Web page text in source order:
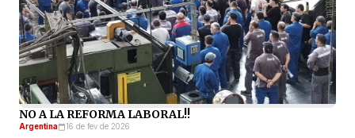
NO A LA REFORMA LABORAL!!
Argentina 16 de fev de 2026